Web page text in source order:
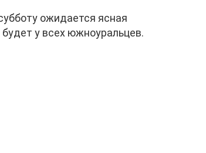
ожидается ясная
у всех южноуральцев.